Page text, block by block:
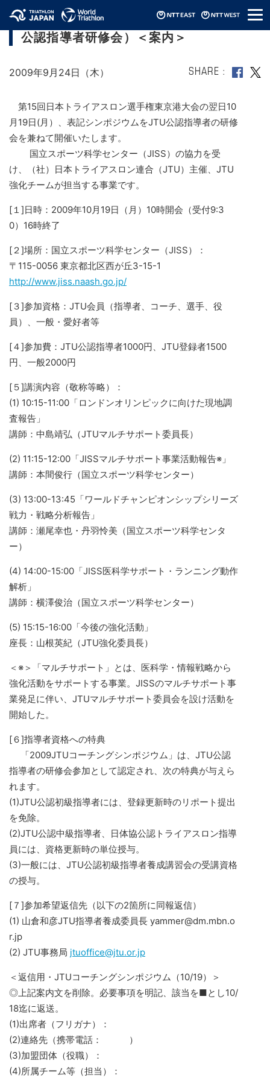
メ
ニ
2009年JTUコーチングシンポジウム（兼：
公認指導者研修会）＜案内＞
2009年9月24日（木） SHARE
第15回日本トライアスロン選手権東京港大会の翌日10
月19日(月）、表記シンポジウムをJTU公認指導者の研修
会を兼ねて開催いたします。
国立スポーツ科学センター（JISS）の協力を受
け、（社）日本トライアスロン連合（JTU）主催、JTU
強化チームが担当する事業です。
[１]日時：2009年10月19日（月）10時開会（受付9:3
0）16時終了
[２]場所：国立スポーツ科学センター（JISS）：
〒115-0056 東京都北区西が丘3-15-1
http://www.jiss.naash.go.jp/
[３]参加資格：JTU会員（指導者、コーチ、選手、役
員）、一般・愛好者等
[４]参加費：JTU公認指導者1000円、JTU登録者1500
円、一般2000円
[５]講演内容（敬称等略）：
(1) 10:15-11:00「ロンドンオリンピックに向けた現地調
査報告」
講師：中島靖弘（JTUマルチサポート委員長）
(2) 11:15-12:00「JISSマルチサポート事業活動報告※」
講師：本間俊行（国立スポーツ科学センター）
(3) 13:00-13:45「ワールドチャンピオンシップシリーズ
戦力・戦略分析報告」
講師：瀬尾幸也・丹羽怜美（国立スポーツ科学センタ
ー）
(4) 14:00-15:00「JISS医科学サポート・ランニング動作
解析」
講師：横澤俊治（国立スポーツ科学センター）
(5) 15:15-16:00「今後の強化活動」
座長：山根英紀（JTU強化委員長）
＜※＞「マルチサポート」とは、医科学・情報戦略から
強化活動をサポートする事業。JISSのマルチサポート事
業発足に伴い、JTUマルチサポート委員会を設け活動を
開始した。
[６]指導者資格への特典
「2009JTUコーチングシンポジウム」は、JTU公認
指導者の研修会参加として認定され、次の特典が与えら
れます。
(1)JTU公認初級指導者には、登録更新時のリポート提出
を免除。
(2)JTU公認中級指導者、日体協公認トライアスロン指導
員には、資格更新時の単位授与。
(3)一般には、JTU公認初級指導者養成講習会の受講資格
の授与。
[７]参加希望返信先（以下の2箇所に同報返信）
(1) 山倉和彦JTU指導者養成委員長 yammer@dm.mbn.o
r.jp
(2) JTU事務局 jtuoffice@jtu.or.jp
＜返信用・JTUコーチングシンポジウム（10/19）＞
◎上記案内文を削除。必要事項を明記、該当を■とし10/
18迄に返送。
(1)出席者（フリガナ）：
(2)連絡先（携帯電話： ）
(3)加盟団体（役職）：
(4)所属チーム等（担当）：